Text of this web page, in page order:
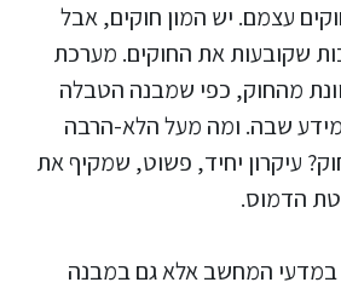
עצמם. יש המון חוקים, אבל
שקובעות את החוקים. מערכת
מהחוק, כפי שמבנה הטבלה
שבה. ומה מעל הלא-הרבה
עיקרון יחיד, פשוט, שמקיף את
הדמוס.
המחשב אלא גם במבנה